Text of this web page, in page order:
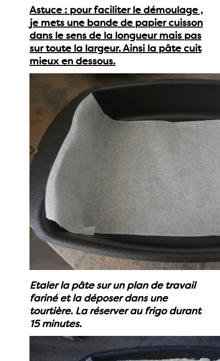
Astuce : pour faciliter le démoulage ,
je mets une bande de papier cuisson
dans le sens de la longueur mais pas
sur toute la largeur. Ainsi la pâte cuit
mieux en dessous.
Etaler la pâte sur un plan de travail
fariné et la déposer dans une
tourtière. La réserver au frigo durant
15 minutes.